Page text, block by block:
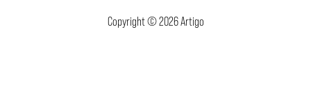
Copyright © 2026 Artigo